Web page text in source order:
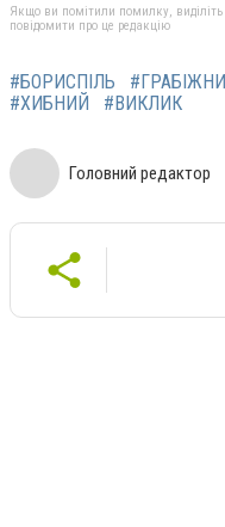
Якщо ви помітили помилку, виділіть
повідомити про це редакцію
#БОРИСПІЛЬ
#ХИБНИЙ
#ВИКЛИК
Головний редактор